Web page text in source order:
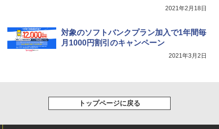
2021年2月18日
対象のソフトバンクプラン加入で1年間毎
月1000円割引のキャンペーン
2021年3月2日
トップページに戻る